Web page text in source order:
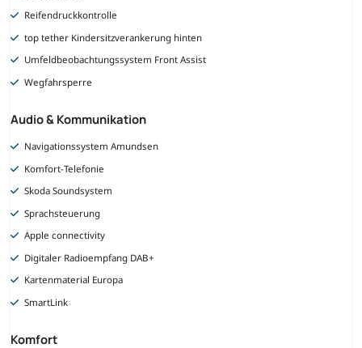
Reifendruckkontrolle
top tether Kindersitzverankerung hinten
Umfeldbeobachtungssystem Front Assist
Wegfahrsperre
Audio & Kommunikation
Navigationssystem Amundsen
Komfort-Telefonie
Skoda Soundsystem
Sprachsteuerung
Apple connectivity
Digitaler Radioempfang DAB+
Kartenmaterial Europa
SmartLink
Komfort